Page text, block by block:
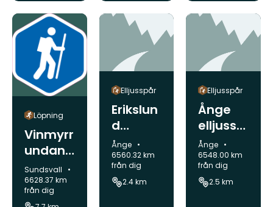
Löpning
Vinmyrr
undan
springs
tig
Kommun:
Sundsvall
6628.37 km
från dig
Elljusspår
Erikslun
d
elljussp
år 2,4
km
Kommun:
Ånge
6560.32 km
från dig
2.4 km
Elljusspår
Ånge
elljussp
år
Kommun:
Ånge
6548.00 km
från dig
2.5 km